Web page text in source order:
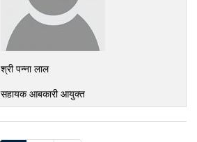
श्री पन्ना लाल
सहायक आबकारी आयुक्त